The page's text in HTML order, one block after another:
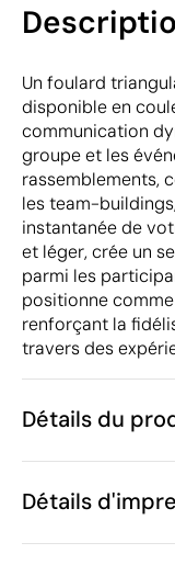
Un foulard
disponible en
communication
groupe et les
rassemblements,
les team-
instantanée de
et léger, crée un
parmi les
positionne
renforçant la
travers des
Détails du
Code du produit
Détails